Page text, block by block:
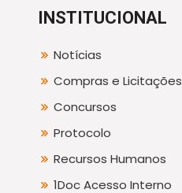
INSTITUCIONAL
Notícias
Compras e Licitações
Concursos
Protocolo
Recursos Humanos
1Doc Acesso Interno